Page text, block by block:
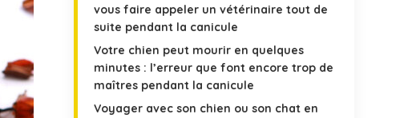
vous faire appeler un vétérinaire tout de
suite pendant la canicule
Votre chien peut mourir en quelques
minutes : l’erreur que font encore trop de
maîtres pendant la canicule
Voyager avec son chien ou son chat en